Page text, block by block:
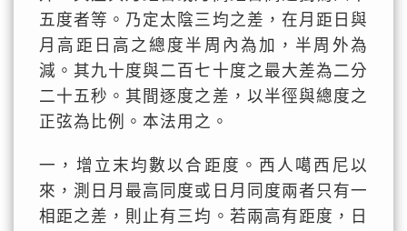
五度者等。乃定太陰三均之差，在月距日與
月高距日高之總度半周內為加，半周外為
減。其九十度與二百七十度之最大差為二分
二十五秒。其間逐度之差，以半徑與總度之
正弦為比例。本法用之。
一，增立末均數以合距度。西人噶西尼以
來，測日月最高同度或日月同度兩者只有一
相距之差，則止有三均。若兩高有距度，日